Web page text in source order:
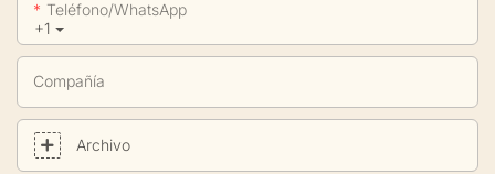
+1
Teléfono/WhatsApp
Compañía
Archivo